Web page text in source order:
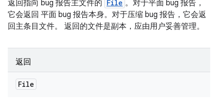
返回指向 bug 报告主文件的 File 。对于平面 bug 报告，
它会返回 平面 bug 报告本身。对于压缩 bug 报告，它会返
回主条目文件。 返回的文件是副本，应由用户妥善管理。
返回
File